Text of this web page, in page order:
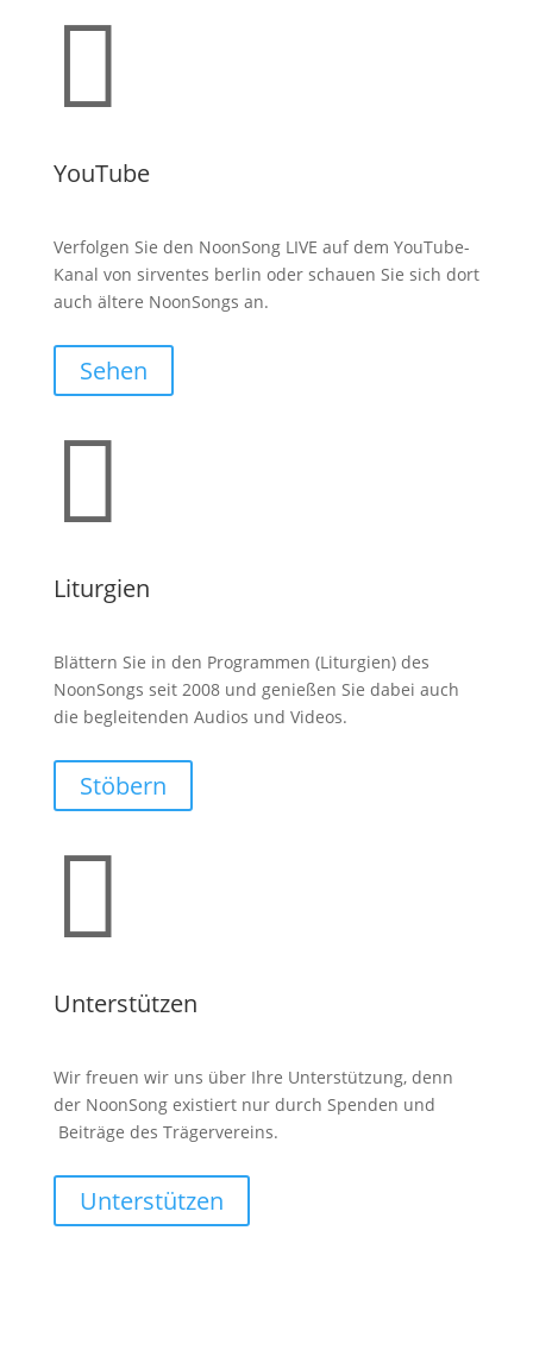

YouTube
Verfolgen Sie den NoonSong LIVE auf dem YouTube-
Kanal von sirventes berlin oder schauen Sie sich dort
auch ältere NoonSongs an.
Sehen

Liturgien
Blättern Sie in den Programmen (Liturgien) des
NoonSongs seit 2008 und genießen Sie dabei auch
die begleitenden Audios und Videos.
Stöbern

Unterstützen
Wir freuen wir uns über Ihre Unterstützung, denn
der NoonSong existiert nur durch Spenden und
Beiträge des Trägervereins.
Unterstützen